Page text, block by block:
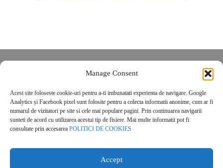
Manage Consent
Acest site foloseste cookie-uri pentru a-ti imbunatati experienta de navigare. Google
Analytics și Facebook pixel sunt folosite pentru a colecta informatii anonime, cum ar fi
numarul de vizitatori pe site si cele mai populare pagini. Prin continuarea navigarii
sunteti de acord cu utilizarea acestui tip de fisiere. Mai multe informatii pot fi
consultate prin accesarea POLITICI DE COOKIES
Accept
POLITICĂ DE CONFIDENȚIALITATE
Politica de cookies